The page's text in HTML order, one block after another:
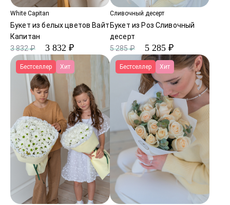
White Capitan
Букет из белых цветов Вайт
Капитан
3 832 ₽
3 832 ₽
Сливочный десерт
Букет из Роз Сливочный
десерт
5 285 ₽
5 285 ₽
Бестселлер Хит Бестселлер Хит